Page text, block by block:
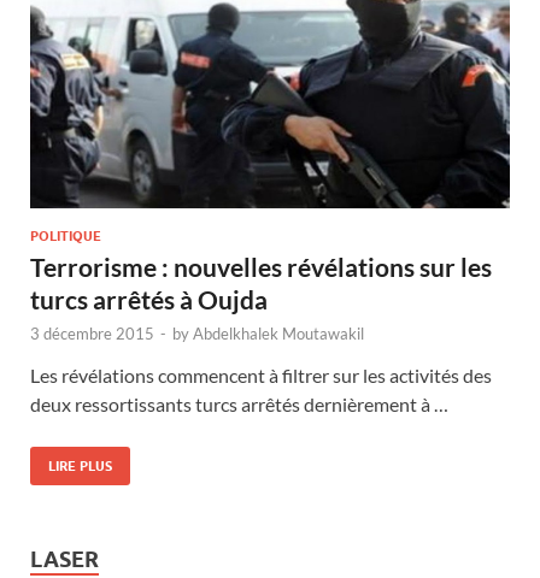
POLITIQUE
Terrorisme : nouvelles révélations sur les
turcs arrêtés à Oujda
3 décembre 2015 - byAbdelkhalek Moutawakil
Les révélations commencent à filtrer sur les activités des
deux ressortissants turcs arrêtés dernièrement à …
LIRE PLUS
LASER